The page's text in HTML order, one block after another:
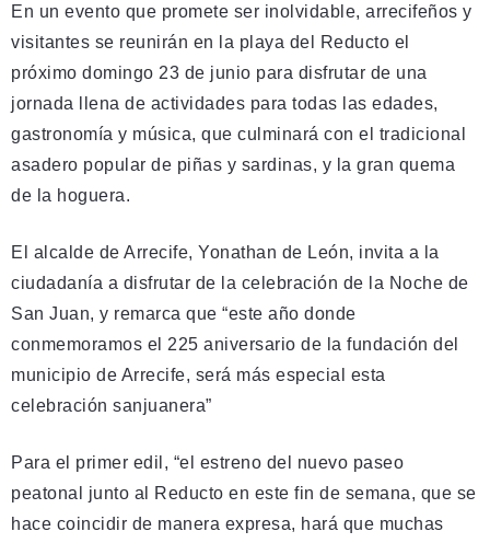
En un evento que promete ser inolvidable, arrecifeños y
visitantes se reunirán en la playa del Reducto el
próximo domingo 23 de junio para disfrutar de una
jornada llena de actividades para todas las edades,
gastronomía y música, que culminará con el tradicional
asadero popular de piñas y sardinas, y la gran quema
de la hoguera.
El alcalde de Arrecife, Yonathan de León, invita a la
ciudadanía a disfrutar de la celebración de la Noche de
San Juan, y remarca que “este año donde
conmemoramos el 225 aniversario de la fundación del
municipio de Arrecife, será más especial esta
celebración sanjuanera”
Para el primer edil, “el estreno del nuevo paseo
peatonal junto al Reducto en este fin de semana, que se
hace coincidir de manera expresa, hará que muchas